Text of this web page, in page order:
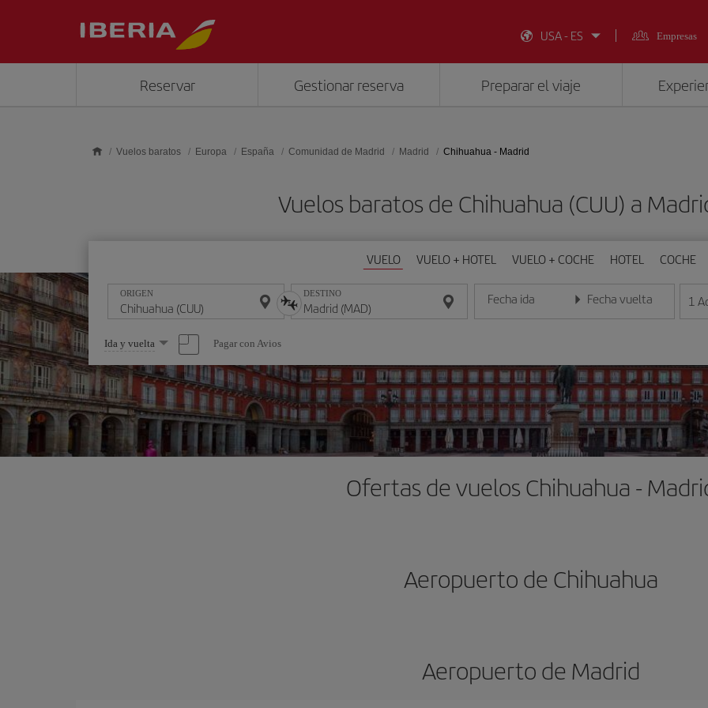
USA - ES
Empresas
Reservar Gestionar reserva Preparar el viaje
Vuelos baratos Europa España Comunidad de Madrid Madrid Chihuahua - Madrid
Vuelos baratos de Chihuahua (CUU) a
VUELO VUELO + HOTEL VUELO + COCHE HOTEL COCHE
ORIGEN DESTINO Fecha ida
Introduce la fecha en formato día/mes/año
Fecha vuelta
Introduce la fecha en 1
Seleccione
una
opción
Ida y vuelta Pagar con Avios
Ofertas de vuelos Chihuahua -
Aeropuerto de Chihuahua
Aeropuerto de Madrid